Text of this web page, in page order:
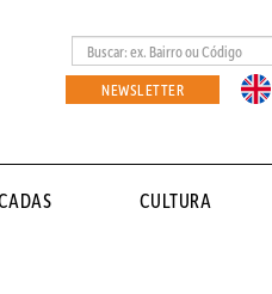
NEWSLETTER EN
CULTURA